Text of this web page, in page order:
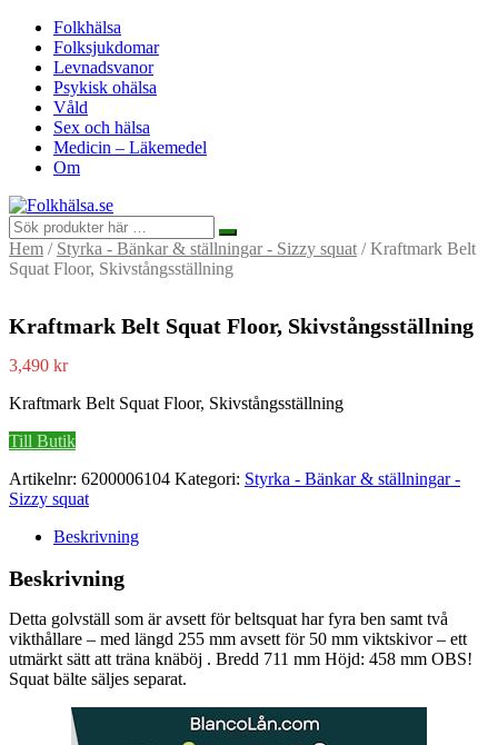
Folkhälsa
Folksjukdomar
Levnadsvanor
Psykisk ohälsa
Våld
Sex och hälsa
Medicin – Läkemedel
Om
Hem / Styrka - Bänkar & ställningar - Sizzy squat / Kraftmark Belt
Squat Floor, Skivstångsställning
Kraftmark Belt Squat Floor, Skivstångsställning
3,490 kr
Kraftmark Belt Squat Floor, Skivstångsställning
Till Butik
Artikelnr: 6200006104 Kategori: Styrka - Bänkar & ställningar -
Sizzy squat
Beskrivning
Beskrivning
Detta golvställ som är avsett för beltsquat har fyra ben samt två
vikthållare – med längd 255 mm avsett för 50 mm viktskivor – ett
utmärkt sätt att träna knäböj . Bredd 711 mm Höjd: 458 mm OBS!
Squat bälte säljes separat.